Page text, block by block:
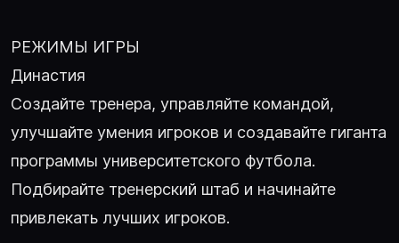
РЕЖИМЫ ИГРЫ
Династия
Создайте тренера, управляйте командой,
улучшайте умения игроков и создавайте гиганта
программы университетского футбола.
Подбирайте тренерский штаб и начинайте
привлекать лучших игроков.